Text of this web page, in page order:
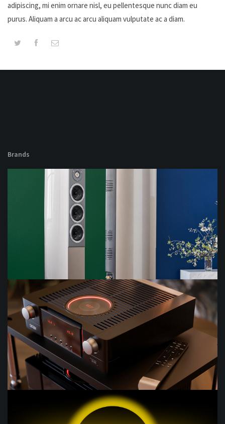
adipiscing, mi enim ornare nisl, eu pellentesque nunc diam eu
purus. Aliquam a arcu ac arcu aliquam vulputate ac a diam.
Brands